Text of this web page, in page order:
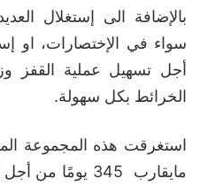
بالإضافة الى إستغلال
سواء في الإختصارات، او
أجل تسهيل عملية القفز
الخرائط بكل سهولة.
مايقارب 345